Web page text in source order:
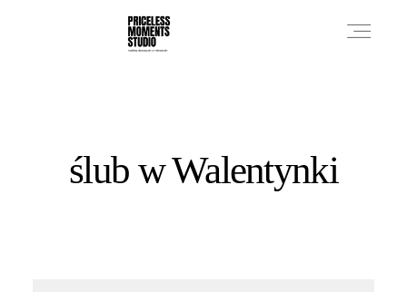
ślub w Walentynki
PHOTO WORKS